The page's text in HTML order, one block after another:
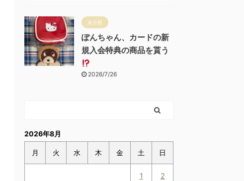
未分類
ぽんちゃん、カードの新
規入会特典の商品を貰う
2026/7/26
2026年8月
月 火 水 木 金 土 日
1 2